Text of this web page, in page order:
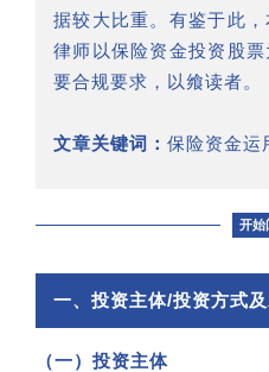
据较大比重。有鉴于此
律师以保险资金投资股
要合规要求，以飨读者。
文章关键词： 保险资金运
开始
一、投资主体/投资方式
（一）投资主体